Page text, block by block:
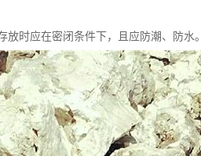
时应在密闭条件下，且应防潮、防水。